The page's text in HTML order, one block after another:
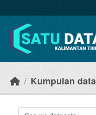
Kumpulan data